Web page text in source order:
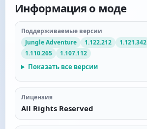
Информация о моде
Поддерживаемые версии
Jungle Adventure
1.122.212 1.121.342
1.110.265
1.107.112
Показать все версии
Лицензия
All Rights Reserved